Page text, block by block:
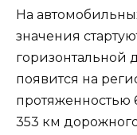
На
значения
горизонтальной
появится на
протяженностью
353 км